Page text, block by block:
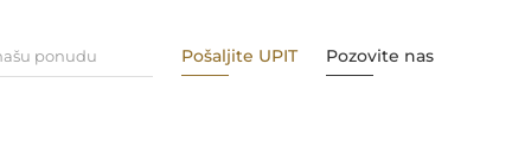
ponudu Pošaljite UPIT Pozovite nas